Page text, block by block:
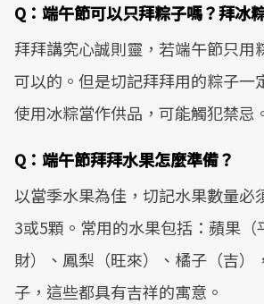
Q：端午節可以只拜粽子嗎？拜冰
拜拜講究心誠則靈，若端午節只用
可以的。但是切記拜拜用的粽子一
使用冰粽當作供品，可能觸犯禁忌
Q：端午節拜拜水果怎麼準備？
以當季水果為佳，切記水果數量必
3或5顆。常用的水果包括：蘋果（
財）、鳳梨（旺來）、橘子（吉）
子，這些都具有吉祥的寓意。